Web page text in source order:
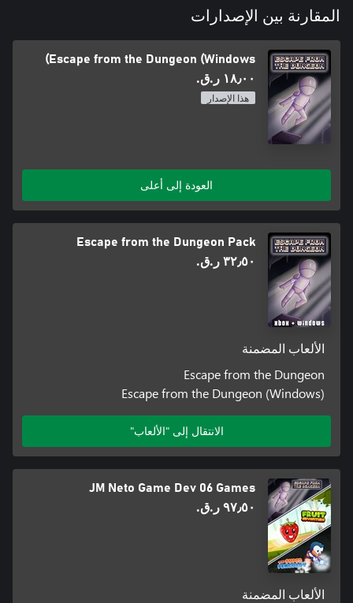
المقارنة بين الإصدارات
Escape from the Dungeon (Windows)
١٨٫٠٠ ر.ق.‏
هذا الإصدار
العودة إلى أعلى
Escape from the Dungeon Pack
٣٢٫٥٠ ر.ق.‏
الألعاب المضمنة
Escape from the Dungeon
Escape from the Dungeon (Windows)
الانتقال إلى "الألعاب"
JM Neto Game Dev 06 Games
٩٧٫٥٠ ر.ق.‏
الألعاب المضمنة